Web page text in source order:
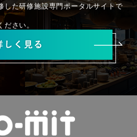
した研修施設専門ポータルサイトで
さい。